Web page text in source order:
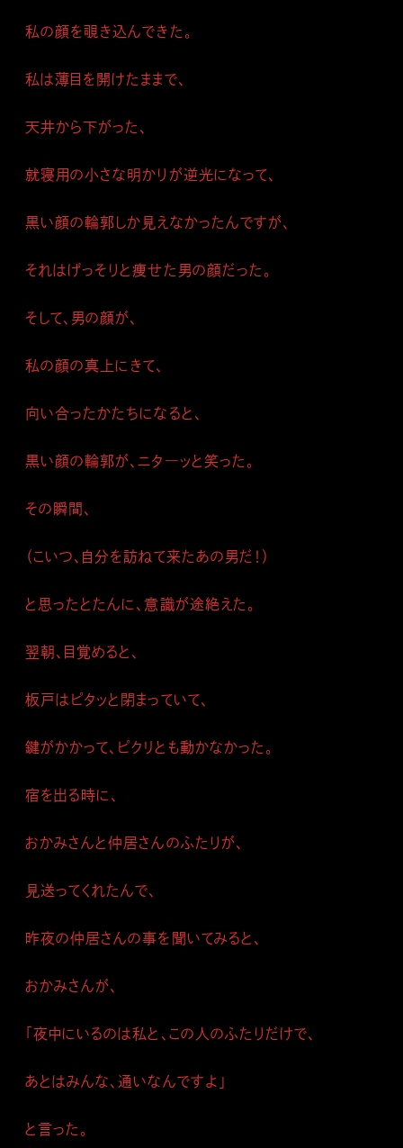
私の顔を覗き込んできた。
私は薄目を開けたままで、
天井から下がった、
就寝用の小さな明かりが逆光になって、
黒い顔の輪郭しか見えなかったんですが、
それはげっそりと痩せた男の顔だった。
そして、男の顔が、
私の顔の真上にきて、
向い合ったかたちになると、
黒い顔の輪郭が、ニタ―ッと笑った。
その瞬間、
（こいつ、自分を訪ねて来たあの男だ！）
と思ったとたんに、意識が途絶えた。
翌朝、目覚めると、
板戸はピタッと閉まっていて、
鍵がかかって、ピクリとも動かなかった。
宿を出る時に、
おかみさんと仲居さんのふたりが、
見送ってくれたんで、
昨夜の仲居さんの事を聞いてみると、
おかみさんが、
「夜中にいるのは私と、この人のふたりだけで、
あとはみんな、通いなんですよ」
と言った。